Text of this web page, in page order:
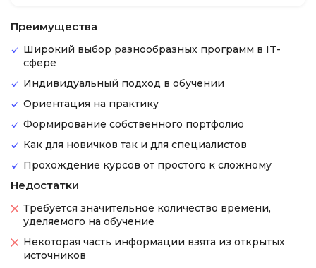
Преимущества
Широкий выбор разнообразных программ в IT-
сфере
Индивидуальный подход в обучении
Ориентация на практику
Формирование собственного портфолио
Как для новичков так и для специалистов
Прохождение курсов от простого к сложному
Недостатки
Требуется значительное количество времени,
уделяемого на обучение
Некоторая часть информации взята из открытых
источников